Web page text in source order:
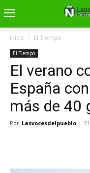
Inicio El Tiempo
El Tiempo
El verano
España
más de 40
Por Lasvocesdelpueblo -